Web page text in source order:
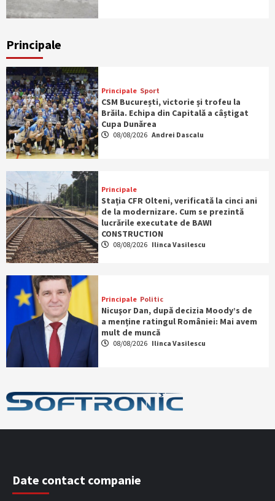
Principale
Principale Sport
CSM București, victorie și trofeu la
Brăila. Echipa din Capitală a câștigat
Cupa Dunărea
08/08/2026 Andrei Dascalu
Principale
Stația CFR Olteni, verificată la cinci ani
de la modernizare. Cum se prezintă
lucrările executate de BAWI
CONSTRUCTION
08/08/2026 Ilinca Vasilescu
Principale Politic
Nicuşor Dan, după decizia Moody’s de
a menține ratingul României: Mai avem
mult de muncă
08/08/2026 Ilinca Vasilescu
Date contact companie